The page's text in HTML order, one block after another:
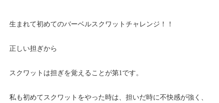
生まれて初めてのバーベルスクワットチャレンジ！！
正しい担ぎから
スクワットは担ぎを覚えることが第1です。
私も初めてスクワットをやった時は、担いだ時に不快感が強く、